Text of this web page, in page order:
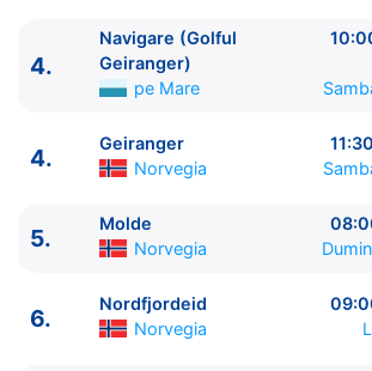
ITINERARIU
Ziua | Portul | Sosire - Plecare
Hamburg Germania
⚓ - 19:00
2.
Zi de navigare pe Mare
0:00 -
4.
Hellesylt Norvegia
08:30 - 09:30
4.
Navigare (Golful Geiranger) pe
4.
Geiranger Norvegia
11:30 - 20:00
Molde Norvegia
4.
Navigare (Golful
Geiranger)
pe Mare
4.
Geiranger 11:30
Norvegia
5.
Molde
Norvegia
6.
Nordfjordeid
Norvegia